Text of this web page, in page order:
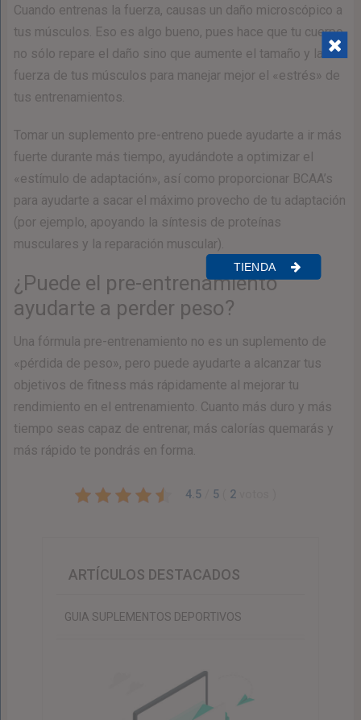
Cuando entrenas la fuerza, causas un daño microscópico a
tus músculos. Eso es algo bueno, pues hace que tu cuerpo
no sólo repare el daño sino que aumente el tamaño y la
fuerza de tus músculos para manejar mejor el «estrés» de
tus entrenamientos.
Tomar un suplemento pre-entreno puede ayudarte a ir más
fuerte durante más tiempo, ayudándote a optimizar el
«estímulo de adaptación», así como proporcionar BCAA’s
para ayudarte a sacar el máximo provecho de tu adaptación
(por ejemplo, apoyando la síntesis de proteínas
musculares y la reparación muscular).
¿Puede el pre-entrenamiento
ayudarte a perder peso?
Una fórmula pre-entrenamiento no es un suplemento de
«pérdida de peso», pero puede ayudarte a alcanzar tus
objetivos de fitness más rápidamente al mejorar tu
rendimiento en el entrenamiento. Cuanto más duro y más
tiempo seas capaz de entrenar, más calorías quemarás y
más rápido te pondrás en forma.
4.5 5 2
ARTÍCULOS DESTACADOS
GUIA SUPLEMENTOS DEPORTIVOS
TIENDA